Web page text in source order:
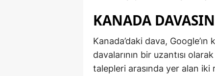
KANADA
Kanada’daki dava,
davalarının bir uzantısı
talepleri arasında yer alan iki